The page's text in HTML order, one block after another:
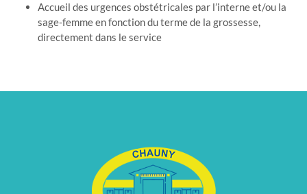
Accueil des urgences obstétricales par l’interne et/ou la
sage-femme en fonction du terme de la grossesse,
directement dans le service